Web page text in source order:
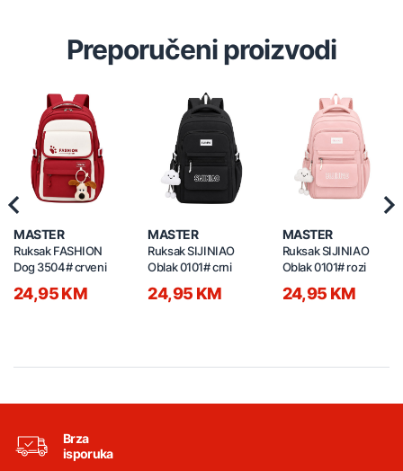
Preporučeni proizvodi
MASTER
Ruksak FASHION
Dog 3504# crveni
24,95 KM
MASTER
Ruksak SIJINIAO
Oblak 0101# crni
24,95 KM
MASTER
Ruksak SIJINIAO
Oblak 0101# rozi
24,95 KM
Brza
isporuka